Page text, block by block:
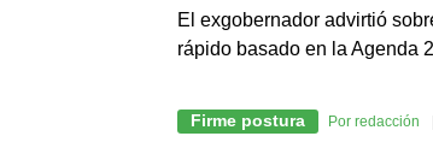
El exgobernador advirtió
rápido basado en la Agenda
Firme postura Por redacción